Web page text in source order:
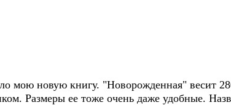
мою новую книгу. "Новорожденная" весит
Размеры ее тоже очень даже удобные.